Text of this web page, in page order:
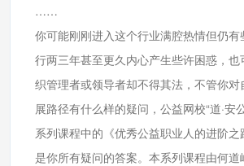
……
你可能刚刚进入这个行业满腔热情但仍有
行两三年甚至更久内心产生些许困惑，也
织管理者或领导者却不得其法，不管你
展路径有什么样的疑问，公益网校“道·安
系列课程中的《优秀公益职业人的进阶
是你所有疑问的答案。本系列课程由何道